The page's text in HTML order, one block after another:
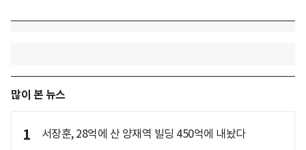
많이 본 뉴스
1 서장훈, 28억에 산 양재역 빌딩 450억에 내놨다